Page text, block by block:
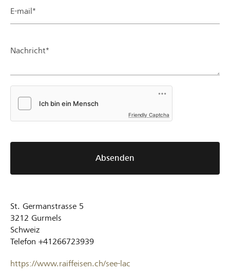
E-mail*
Nachricht*
Friendly Captcha
Absenden
St. Germanstrasse 5
3212 Gurmels
Schweiz
Telefon +41266723939
https://www.raiffeisen.ch/see-lac